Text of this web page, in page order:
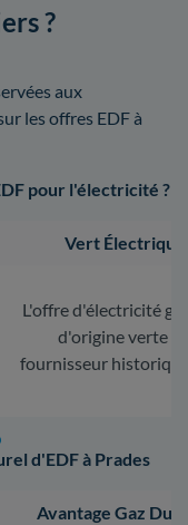
?
aux
les offres EDF à
pour l'électricité ?
Vert Électrique
L'offre d'électricité
d'origine verte
fournisseur
d'EDF à Prades
Avantage Gaz